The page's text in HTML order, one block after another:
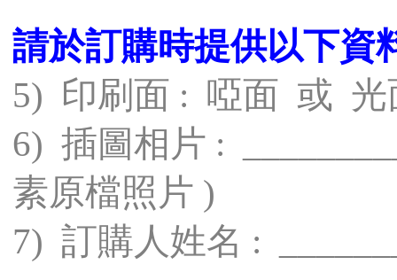
請於訂購時提供以下資
5) 印刷面 : 啞面 或 光
6) 插圖相片 :
素原檔照片 )
7) 訂購人姓名 :